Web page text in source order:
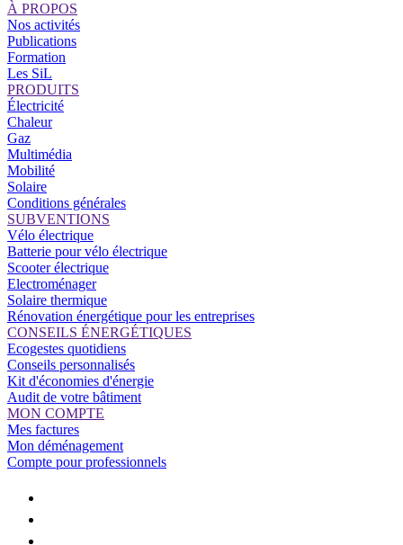
À PROPOS
Nos activités
Publications
Formation
Les SiL
PRODUITS
Électricité
Chaleur
Gaz
Multimédia
Mobilité
Solaire
Conditions générales
SUBVENTIONS
Vélo électrique
Batterie pour vélo électrique
Scooter électrique
Electroménager
Solaire thermique
Rénovation énergétique pour les entreprises
CONSEILS ÉNERGÉTIQUES
Ecogestes quotidiens
Conseils personnalisés
Kit d'économies d'énergie
Audit de votre bâtiment
MON COMPTE
Mes factures
Mon déménagement
Compte pour professionnels